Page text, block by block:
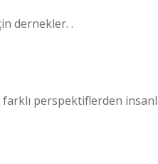
dernekler. .
perspektiflerden